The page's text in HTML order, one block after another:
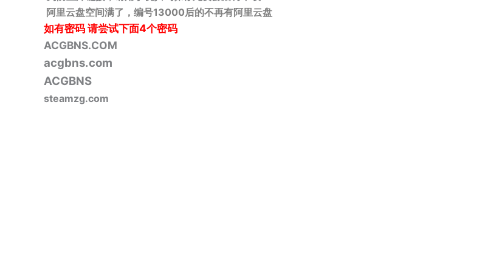
阿里云盘空间满了，编号13000后的不再有阿里云盘
如有密码请尝试下面4个密码
ACGBNS.COM
acgbns.com
ACGBNS
steamzg.com